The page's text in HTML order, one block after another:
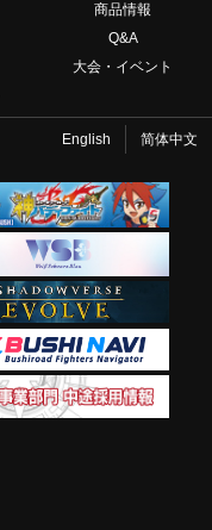
商品情報
Q&A
大会・イベント
English 简体中文